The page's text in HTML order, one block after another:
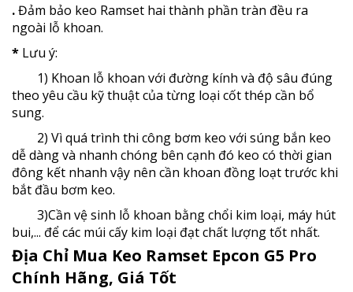
.Đảm bảo keo Ramset hai thành phần tràn đều ra
ngoài lỗ khoan.
* Lưu ý:
1) Khoan lỗ khoan với đường kính và độ sâu đúng
theo yêu cầu kỹ thuật của từng loại cốt thép cần bổ
sung.
2) Vì quá trình thi công bơm keo với súng bắn keo
dễ dàng và nhanh chóng bên cạnh đó keo có thời gian
đông kết nhanh vậy nên cần khoan đồng loạt trước khi
bắt đầu bơm keo.
3)Cần vệ sinh lỗ khoan bằng chổi kim loại, máy hút
bui,... để các múi cấy kim loại đạt chất lượng tốt nhất.
Địa Chỉ Mua Keo Ramset Epcon G5 Pro
Chính Hãng, Giá Tốt